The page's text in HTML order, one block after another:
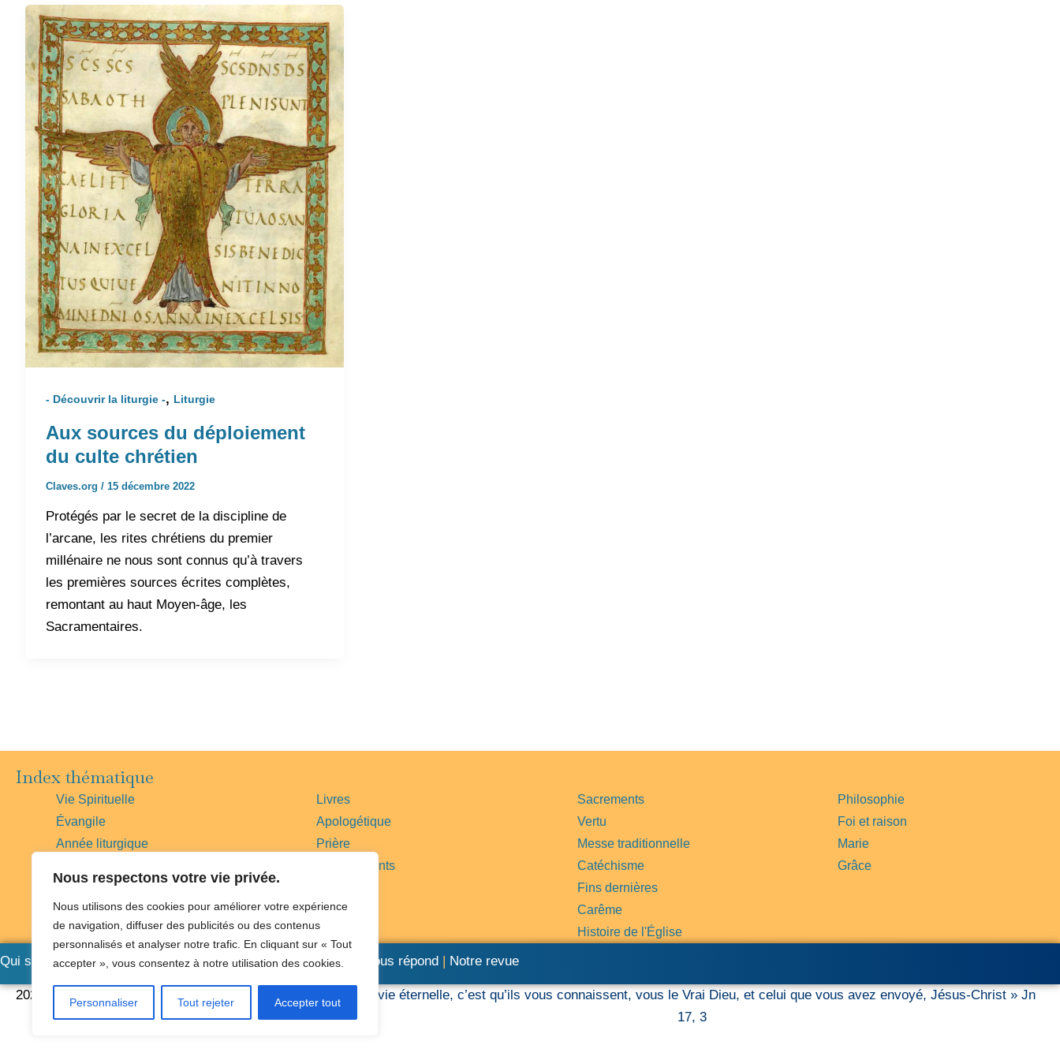
Nous respectons votre vie privée.
Nous utilisons des cookies pour améliorer votre expérience
de navigation, diffuser des publicités ou des contenus
personnalisés et analyser notre trafic. En cliquant sur « Tout
accepter », vous consentez à notre utilisation des cookies.
Personnaliser Tout rejeter Accepter tout
- Découvrir la liturgie -, Liturgie
Aux sources du déploiement
du culte chrétien
Claves.org / 15 décembre 2022
Protégés par le secret de la discipline de
l’arcane, les rites chrétiens du premier
millénaire ne nous sont connus qu’à travers
les premières sources écrites complètes,
remontant au haut Moyen-âge, les
Sacramentaires.
Index thématique
Vie Spirituelle
Évangile
Année liturgique
Messe
Foi
Livres
Apologétique
Prière
Vies de saints
Église
Pape
Sacrements
Vertu
Messe traditionnelle
Catéchisme
Fins dernières
Carême
Histoire de l'Église
Philosophie
Foi et raison
Marie
Grâce
Qui sommes-nous Nous soutenir |Où nous trouver |Un prêtre vous répond | Notre revue
« La vie éternelle, c’est qu’ils vous connaissent, vous le Vrai Dieu, et celui que vous avez envoyé, Jésus-Christ » Jn
17, 3
2026©Claves Mentions légales